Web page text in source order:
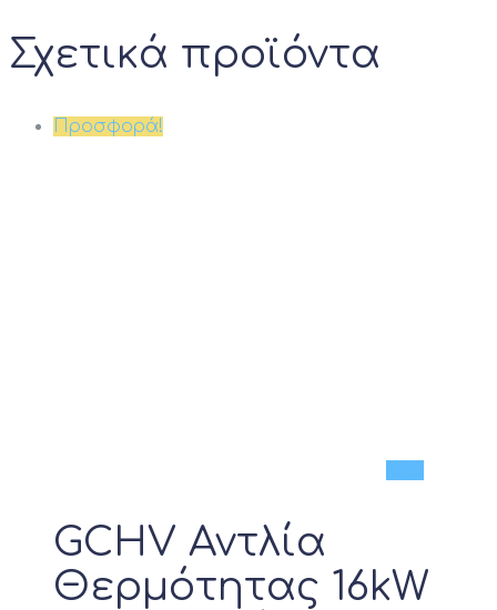
Σχετικά προϊόντα
Προσφορά!
GCHV Αντλία
Θερμότητας 16kW